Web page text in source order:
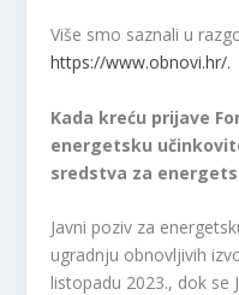
Više smo saznali u
https://www.obnovi.hr/.
Kada kreću prijave
energetsku
sredstva za
Javni poziv za
ugradnju obnovljivih
listopadu 2023., dok se